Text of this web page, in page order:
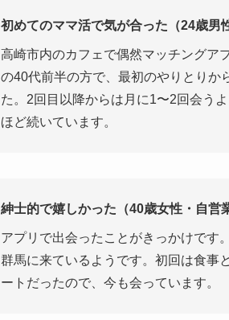
初めてのママ活で気が合った（24歳男
高崎市内のカフェで偶然マッチングア
の40代前半の方で、最初のやりとりか
た。2回目以降からは月に1〜2回会う
ほど続いています。
紳士的で嬉しかった（40歳女性・自営
アプリで出会ったことがきっかけです
群馬に来ているようです。初回は食事
ートだったので、今も会っています。